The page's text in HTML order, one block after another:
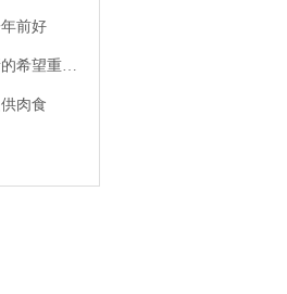
前好
疫情后塞内加尔妇女带着新的希望重返工作岗位
肉食